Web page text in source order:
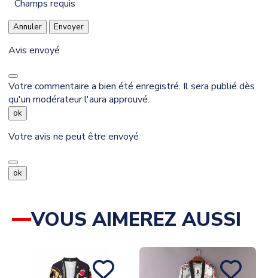
Champs requis
Annuler Envoyer
Avis envoyé
Votre commentaire a bien été enregistré. Il sera publié dès
qu'un modérateur l'aura approuvé.
ok
Votre avis ne peut être envoyé
ok
VOUS AIMEREZ AUSSI